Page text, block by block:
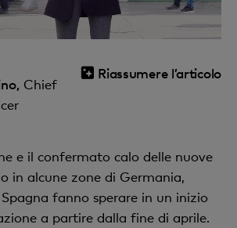
Riassumere l’articolo
Chief
e il confermato calo delle nuove
in alcune zone di Germania,
fanno sperare in un inizio
a partire dalla fine di aprile.